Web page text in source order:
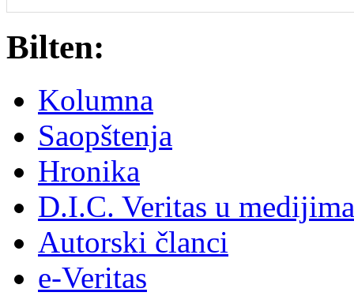
Bilten:
Kolumna
Saopštenja
Hronika
D.I.C. Veritas u medijima
Autorski članci
e-Veritas